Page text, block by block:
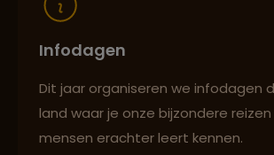
Infodagen
Dit jaar organiseren we infodagen
land waar je onze bijzondere
mensen erachter leert kennen.